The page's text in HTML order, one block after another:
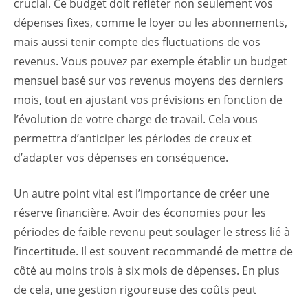
crucial. Ce budget doit refléter non seulement vos
dépenses fixes, comme le loyer ou les abonnements,
mais aussi tenir compte des fluctuations de vos
revenus. Vous pouvez par exemple établir un budget
mensuel basé sur vos revenus moyens des derniers
mois, tout en ajustant vos prévisions en fonction de
l’évolution de votre charge de travail. Cela vous
permettra d’anticiper les périodes de creux et
d’adapter vos dépenses en conséquence.
Un autre point vital est l’importance de créer une
réserve financière. Avoir des économies pour les
périodes de faible revenu peut soulager le stress lié à
l’incertitude. Il est souvent recommandé de mettre de
côté au moins trois à six mois de dépenses. En plus
de cela, une gestion rigoureuse des coûts peut